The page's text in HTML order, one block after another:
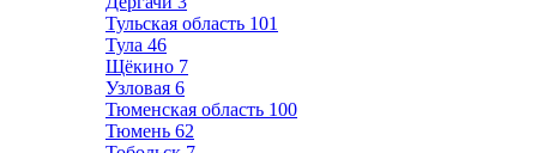
Тульская область 101
Тула 46
Щёкино 7
Узловая 6
Тюменская область 100
Тюмень 62